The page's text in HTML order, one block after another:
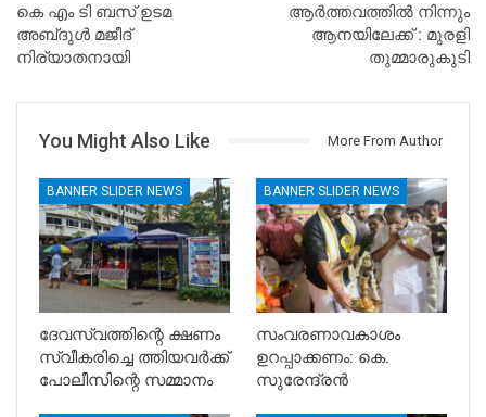
കെ എം ടി ബസ് ഉടമ
അബ്‌ദുൾ മജീദ്
നിര്യാതനായി
ആർത്തവത്തിൽ നിന്നും
ആനയിലേക്ക് : മുരളി
തുമ്മാരുകുടി
You Might Also Like More From Author
BANNER SLIDER NEWS
ദേവസ്വത്തിന്റെ ക്ഷണം
സ്വീകരിച്ചെ ത്തിയവർക്ക്
പോലീസിന്റെ സമ്മാനം
BANNER SLIDER NEWS
സംവരണാവകാശം
ഉറപ്പാക്കണം: കെ.
സുരേന്ദ്രൻ